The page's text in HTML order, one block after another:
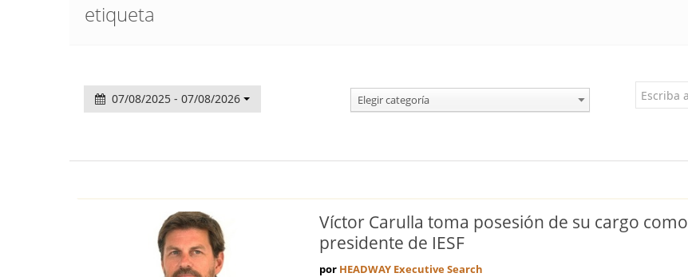
etiqueta
07/08/2025 - 07/08/2026 Elegir categoría
Víctor Carulla toma posesión de su cargo como
presidente de IESF
por HEADWAY Executive Search